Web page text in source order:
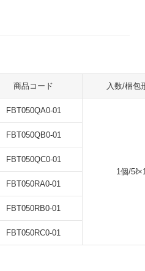
商品コード 入数/梱包
FBT050QA0-01
1個/
FBT050QB0-01
FBT050QC0-01
FBT050RA0-01
FBT050RB0-01
FBT050RC0-01